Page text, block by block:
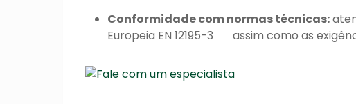
Conformidade com normas técnicas:
Europeia EN 12195-3 assim como as